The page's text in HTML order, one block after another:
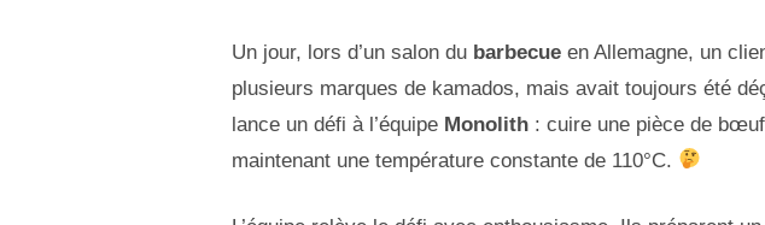
Un jour, lors d’un salon du barbecue en Allemagne, un
plusieurs marques de kamados, mais avait toujours été
lance un défi à l’équipe Monolith : cuire une pièce de
maintenant une température constante de 110°C.